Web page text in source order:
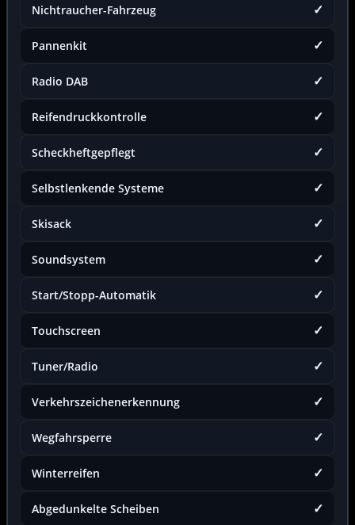
✓
Nichtraucher-Fahrzeug
✓
Pannenkit
✓
Radio DAB
✓
Reifendruckkontrolle
✓
Scheckheftgepflegt
✓
Selbstlenkende Systeme
✓
Skisack
✓
Soundsystem
✓
Start/Stopp-Automatik
✓
Touchscreen
✓
Tuner/Radio
✓
Verkehrszeichenerkennung
✓
Wegfahrsperre
✓
Winterreifen
✓
Abgedunkelte Scheiben